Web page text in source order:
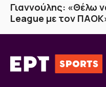
Γιαννούλης: «Θέλω
League με τον